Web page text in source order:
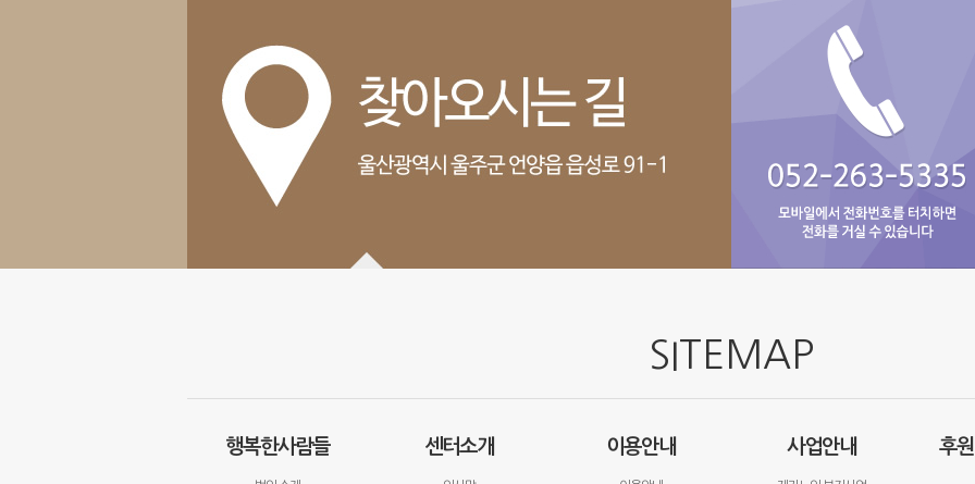
SITEMAP
행복한사람들 센터소개 이용안내 사업안내 후